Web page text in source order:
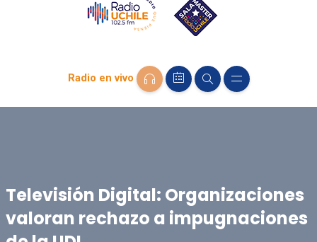
Radio en vivo
Televisión Digital: Organizaciones
valoran rechazo a impugnaciones